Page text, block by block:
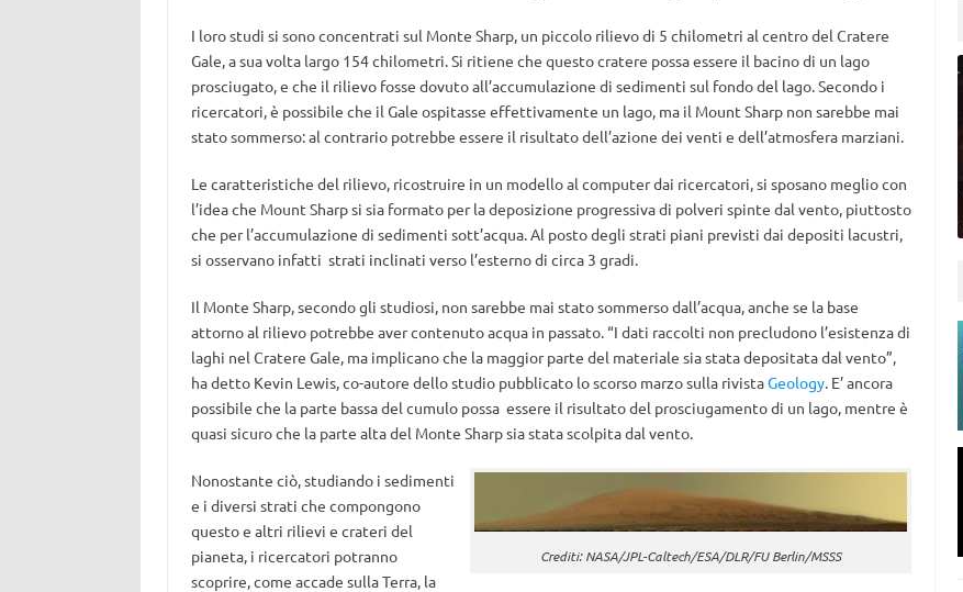
I loro studi si sono concentrati sul Monte Sharp, un piccolo rilievo di 5 chilometri al centro del Cratere
Gale, a sua volta largo 154 chilometri. Si ritiene che questo cratere possa essere il bacino di un lago
prosciugato, e che il rilievo fosse dovuto all’accumulazione di sedimenti sul fondo del lago. Secondo i
ricercatori, è possibile che il Gale ospitasse effettivamente un lago, ma il Mount Sharp non sarebbe mai
stato sommerso: al contrario potrebbe essere il risultato dell’azione dei venti e dell’atmosfera marziani.
Le caratteristiche del rilievo, ricostruire in un modello al computer dai ricercatori, si sposano meglio con
l’idea che Mount Sharp si sia formato per la deposizione progressiva di polveri spinte dal vento, piuttosto
che per l’accumulazione di sedimenti sott’acqua. Al posto degli strati piani previsti dai depositi lacustri,
si osservano infatti strati inclinati verso l’esterno di circa 3 gradi.
Il Monte Sharp, secondo gli studiosi, non sarebbe mai stato sommerso dall’acqua, anche se la base
attorno al rilievo potrebbe aver contenuto acqua in passato. “I dati raccolti non precludono l’esistenza di
laghi nel Cratere Gale, ma implicano che la maggior parte del materiale sia stata depositata dal vento”,
ha detto Kevin Lewis, co-autore dello studio pubblicato lo scorso marzo sulla rivistaGeology. E’ ancora
possibile che la parte bassa del cumulo possa essere il risultato del prosciugamento di un lago, mentre è
quasi sicuro che la parte alta del Monte Sharp sia stata scolpita dal vento.
Crediti: NASA/JPL-Caltech/ESA/DLR/FU Berlin/MSSS
Nonostante ciò, studiando i sedimenti
e i diversi strati che compongono
questo e altri rilievi e crateri del
pianeta, i ricercatori potranno
scoprire, come accade sulla Terra, la